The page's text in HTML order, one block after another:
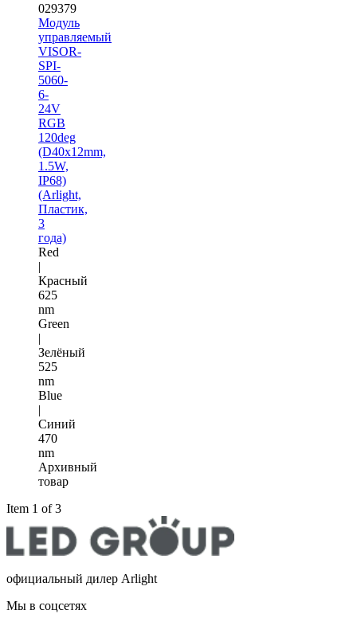
029379
Модуль
управляемый
VISOR-
SPI-
5060-
6-
24V
RGB
120deg
(D40x12mm,
1.5W,
IP68)
(Arlight,
Пластик,
3
года)
Red
|
Красный
625
nm
Green
|
Зелёный
525
nm
Blue
|
Синий
470
nm
Архивный
товар
Item 1 of 3
официальный дилер Arlight
Мы в соцсетях